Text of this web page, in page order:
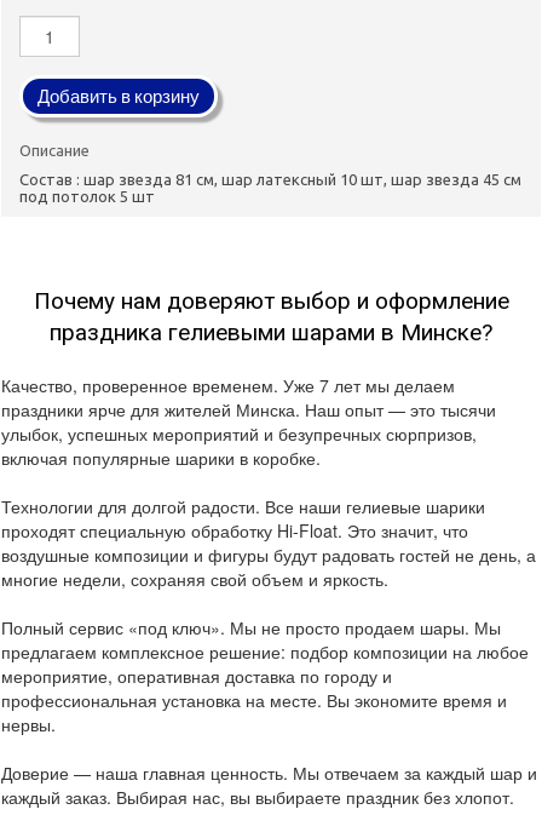
Добавить в корзину
Описание
Состав : шар звезда 81 см, шар латексный 10 шт, шар звезда 45 см
под потолок 5 шт
Почему нам доверяют выбор и оформление
праздника гелиевыми шарами в Минске?
Качество, проверенное временем. Уже 7 лет мы делаем
праздники ярче для жителей Минска. Наш опыт — это тысячи
улыбок, успешных мероприятий и безупречных сюрпризов,
включая популярные шарики в коробке.
Технологии для долгой радости. Все наши гелиевые шарики
проходят специальную обработку Hi-Float. Это значит, что
воздушные композиции и фигуры будут радовать гостей не день, а
многие недели, сохраняя свой объем и яркость.
Полный сервис «под ключ». Мы не просто продаем шары. Мы
предлагаем комплексное решение: подбор композиции на любое
мероприятие, оперативная доставка по городу и
профессиональная установка на месте. Вы экономите время и
нервы.
Доверие — наша главная ценность. Мы отвечаем за каждый шар и
каждый заказ. Выбирая нас, вы выбираете праздник без хлопот.